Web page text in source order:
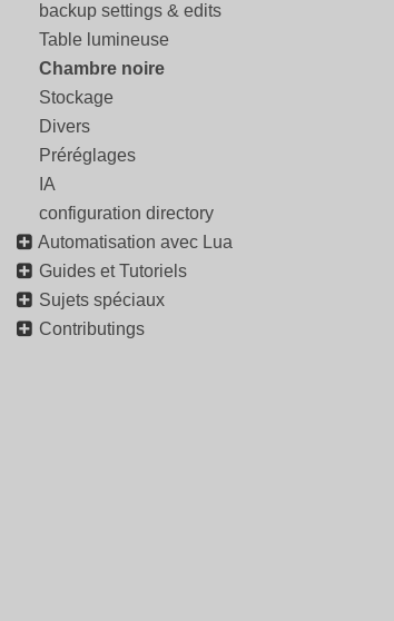
backup settings & edits
Table lumineuse
Chambre noire
Stockage
Divers
Préréglages
IA
configuration directory
Automatisation avec Lua
Guides et Tutoriels
Sujets spéciaux
Contributings